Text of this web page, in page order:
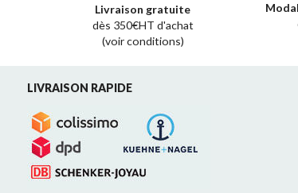
Livraison gratuite
dès 350€HT d'achat
(voir conditions)
LIVRAISON RAPIDE